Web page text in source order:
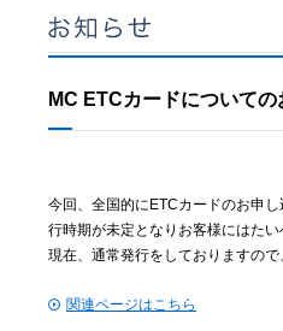
MC ETCカードについての
今回、全国的にETCカードのお申
行時期が未定となりお客様にはた
現在、通常発行をしておりますの
関連ページはこちら